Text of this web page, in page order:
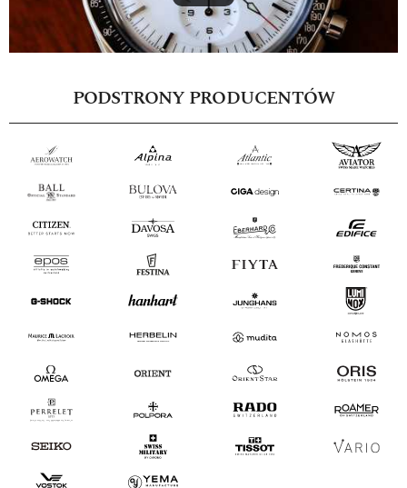
PODSTRONY PRODUCENTÓW